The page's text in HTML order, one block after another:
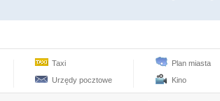
Taxi
Urzędy pocztowe
Plan miasta
Kino